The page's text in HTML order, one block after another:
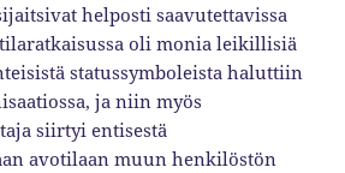
helposti saavutettavissa
oli monia leikillisiä
statussymboleista haluttiin
ja niin myös
siirtyi entisestä
avotilaan muun henkilöstön